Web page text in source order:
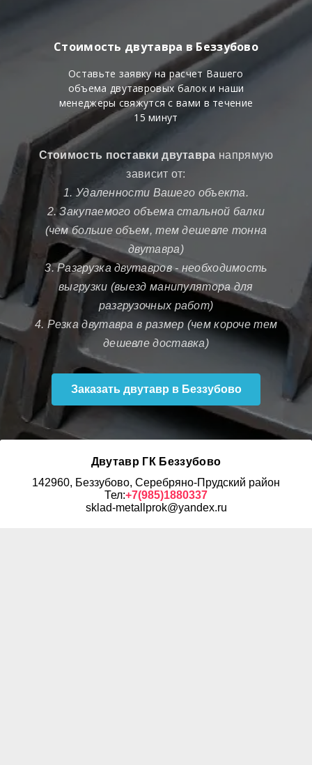
Стоимость двутавра в Беззубово
Оставьте заявку на расчет Вашего
объема двутавровых балок и наши
менеджеры свяжутся с вами в течение
15 минут
Стоимость поставки двутавра напрямую
зависит от:
1. Удаленности Вашего объекта.
2. Закупаемого объема стальной балки
(чем больше объем, тем дешевле тонна
двутавра)
3. Разгрузка двутавров - необходимость
выгрузки (выезд манипулятора для
разгрузочных работ)
4. Резка двутавра в размер (чем короче тем
дешевле доставка)
Заказать двутавр в Беззубово
Двутавр ГК Беззубово
142960, Беззубово, Серебряно-Прудский район
Тел:+7(985)1880337
sklad-metallprok@yandex.ru